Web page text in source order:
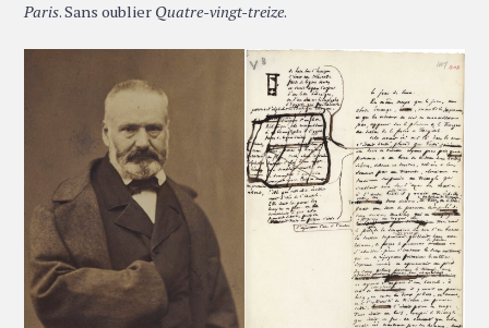
Paris. Sans oublier Quatre-vingt-treize.